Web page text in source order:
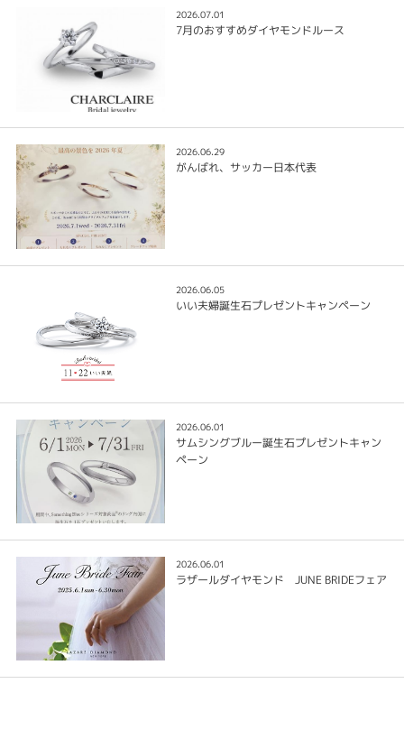
2026.07.01
7月のおすすめダイヤモンドルース
2026.06.29
がんばれ、サッカー日本代表
2026.06.05
いい夫婦誕生石プレゼントキャンペーン
2026.06.01
サムシングブルー誕生石プレゼントキャン
ペーン
2026.06.01
ラザールダイヤモンド JUNE BRIDEフェア